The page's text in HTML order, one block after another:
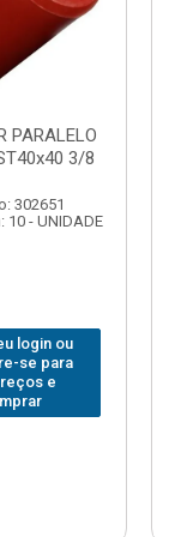
PARALELO
3/8
302651
10 - UNIDADE
login ou
se para
e